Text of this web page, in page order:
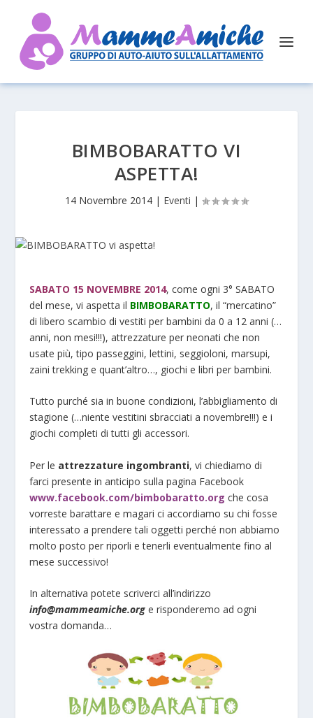
BIMBOBARATTO VI
ASPETTA!
14 Novembre 2014 | Eventi |
SABATO 15 NOVEMBRE 2014, come ogni 3° SABATO
del mese, vi aspetta il BIMBOBARATTO, il “mercatino”
di libero scambio di vestiti per bambini da 0 a 12 anni (…
anni, non mesi!!!), attrezzature per neonati che non
usate più, tipo passeggini, lettini, seggioloni, marsupi,
zaini trekking e quant’altro…, giochi e libri per bambini.
Tutto purché sia in buone condizioni, l’abbigliamento di
stagione (…niente vestitini sbracciati a novembre!!!) e i
giochi completi di tutti gli accessori.
Per le attrezzature ingombranti, vi chiediamo di
farci presente in anticipo sulla pagina Facebook
www.facebook.com/bimbobaratto.org che cosa
vorreste barattare e magari ci accordiamo su chi fosse
interessato a prendere tali oggetti perché non abbiamo
molto posto per riporli e tenerli eventualmente fino al
mese successivo!
In alternativa potete scriverci all’indirizzo
info@mammeamiche.org e risponderemo ad ogni
vostra domanda…